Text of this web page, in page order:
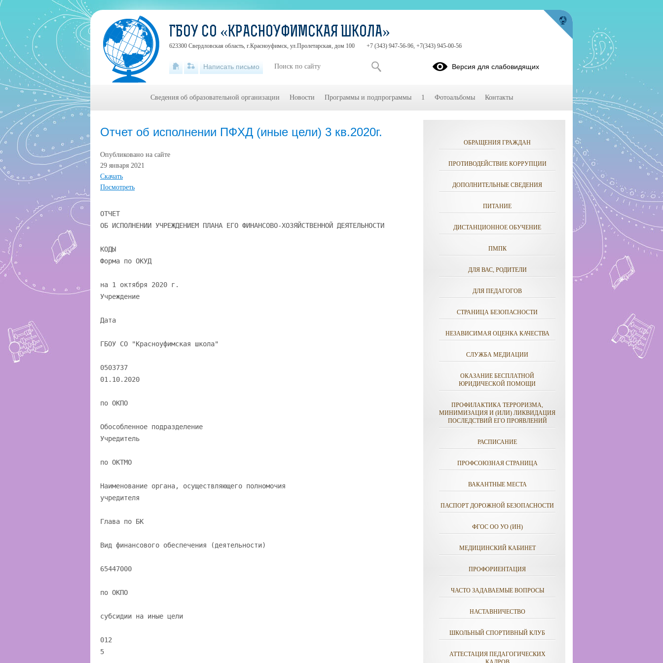
Отчет об исполнении ПФХД (иные цели) 3 кв.2020г.
Опубликовано на сайте
29 января 2021
Скачать
Посмотреть
ОТЧЕТ
ОБ ИСПОЛНЕНИИ УЧРЕЖДЕНИЕМ ПЛАНА ЕГО ФИНАНСОВО-ХОЗЯЙСТВЕННОЙ ДЕЯТЕЛЬНОСТИ
КОДЫ
Форма по ОКУД
на 1 октября 2020 г.
Учреждение
Дата
ГБОУ СО "Красноуфимская школа"
0503737
01.10.2020
по ОКПО
Обособленное подразделение
Учредитель
по ОКТМО
Наименование органа, осуществляющего полномочия
учредителя
Глава по БК
Вид финансового обеспечения (деятельности)
65447000
по ОКПО
субсидии на иные цели
012
5
ОБРАЩЕНИЯ ГРАЖДАН
ПРОТИВОДЕЙСТВИЕ КОРРУПЦИИ
ДОПОЛНИТЕЛЬНЫЕ СВЕДЕНИЯ
ПИТАНИЕ
ДИСТАНЦИОННОЕ ОБУЧЕНИЕ
ПМПК
ДЛЯ ВАС, РОДИТЕЛИ
ДЛЯ ПЕДАГОГОВ
СТРАНИЦА БЕЗОПАСНОСТИ
НЕЗАВИСИМАЯ ОЦЕНКА КАЧЕСТВА
СЛУЖБА МЕДИАЦИИ
ОКАЗАНИЕ БЕСПЛАТНОЙ
ЮРИДИЧЕСКОЙ ПОМОЩИ
ПРОФИЛАКТИКА ТЕРРОРИЗМА,
МИНИМИЗАЦИЯ И (ИЛИ) ЛИКВИДАЦИЯ
ПОСЛЕДСТВИЙ ЕГО ПРОЯВЛЕНИЙ
РАСПИСАНИЕ
ПРОФСОЮЗНАЯ СТРАНИЦА
ВАКАНТНЫЕ МЕСТА
ПАСПОРТ ДОРОЖНОЙ БЕЗОПАСНОСТИ
ФГОС ОО УО (ИН)
МЕДИЦИНСКИЙ КАБИНЕТ
ПРОФОРИЕНТАЦИЯ
ЧАСТО ЗАДАВАЕМЫЕ ВОПРОСЫ
НАСТАВНИЧЕСТВО
ШКОЛЬНЫЙ СПОРТИВНЫЙ КЛУБ
АТТЕСТАЦИЯ ПЕДАГОГИЧЕСКИХ
ГБОУ СО «КРАСНОУФИМСКАЯ ШКОЛА»
623300 Свердловская область, г.Красноуфимск, ул.Пролетарская, дом 100 +7 (343) 947-56-96, +7(343) 945-00-56
Написать письмо Версия для слабовидящих
Сведения об образовательной организации Новости Программы и подпрограммы 1 Фотоальбомы Контакты